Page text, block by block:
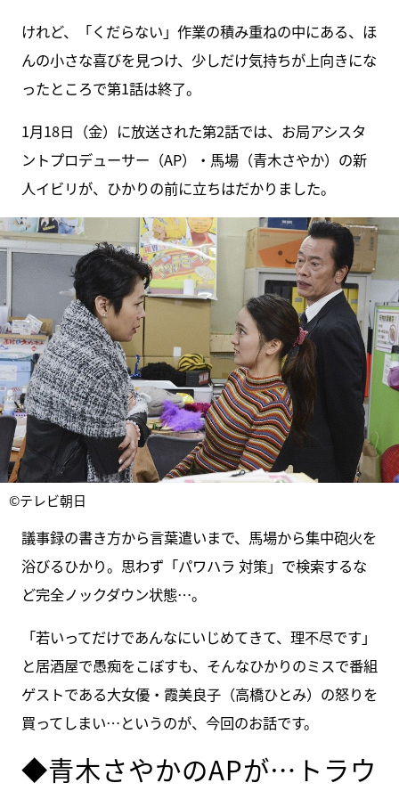
けれど、「くだらない」作業の積み重ねの中にある、ほ
んの小さな喜びを見つけ、少しだけ気持ちが上向きにな
ったところで第1話は終了。
1月18日（金）に放送された第2話では、お局アシスタ
ントプロデューサー（AP）・馬場（青木さやか）の新
人イビリが、ひかりの前に立ちはだかりました。
©テレビ朝日
議事録の書き方から言葉遣いまで、馬場から集中砲火を
浴びるひかり。思わず「パワハラ 対策」で検索するな
ど完全ノックダウン状態…。
「若いってだけであんなにいじめてきて、理不尽です」
と居酒屋で愚痴をこぼすも、そんなひかりのミスで番組
ゲストである大女優・霞美良子（高橋ひとみ）の怒りを
買ってしまい…というのが、今回のお話です。
◆青木さやかのAPが…トラウ